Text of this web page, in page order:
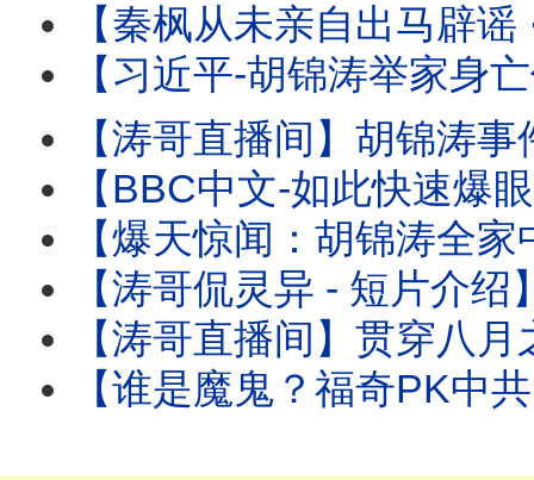
【秦枫从未亲自出马辟谣 ⋯ 辟谣论皆假借他人之手！ 】更传秦枫帐号被
【习近平-胡锦涛举家身亡传闻的最大受害者！ 】也是胡锦涛
【涛哥直播间】胡锦涛事件：大多数不信却网路狂飙！当事人秦枫沉默
【BBC中文-如此快速爆眼介入：网传胡锦涛举家身亡 】原始消息“疑点重
【爆天惊闻：胡锦涛全家中毒 已 ⋯！】网传爆料者秦枫-凤凰卫视台
【涛哥侃灵异 - 短片介绍】欧洲大火中 分散于法国义大利两
【涛哥直播间】贯穿八月之历史天象：宙斯之木星与魔鬼
【谁是魔鬼？福奇PK中共国】福奇手握“特赦令+第